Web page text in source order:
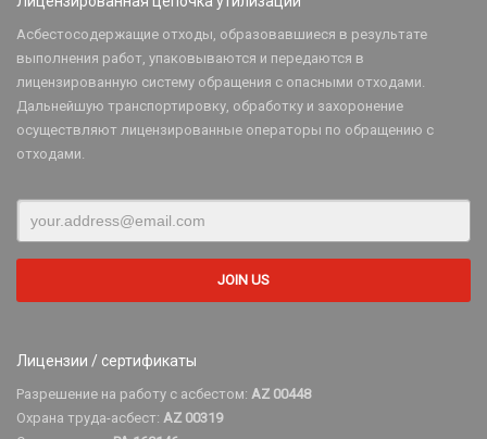
Асбестосодержащие отходы, образовавшиеся в результате
выполнения работ, упаковываются и передаются в
лицензированную систему обращения с опасными отходами.
Дальнейшую транспортировку, обработку и захоронение
осуществляют лицензированные операторы по обращению с
отходами.
Лицензии / сертификаты
Разрешение на работу с асбестом: AZ 00448
Охрана труда-асбест: AZ 00319